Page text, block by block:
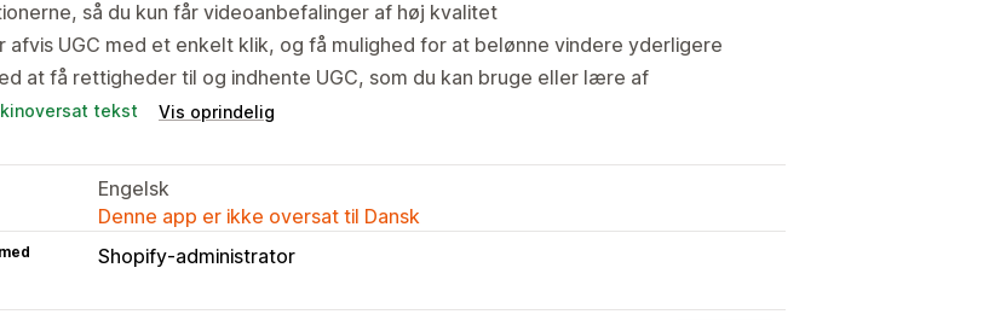
så du kun får videoanbefalinger af høj kvalitet
afvis UGC med et enkelt klik, og få mulighed for at belønne vindere yderligere
at få rettigheder til og indhente UGC, som du kan bruge eller lære af
tekst Vis oprindelig
Engelsk
Denne app er ikke oversat til Dansk
Shopify-administrator